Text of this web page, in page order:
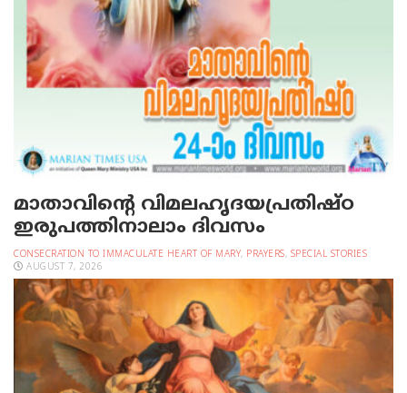
മാതാവിന്റെ വിമലഹൃദയപ്രതിഷ്ഠ
ഇരുപത്തിനാലാം ദിവസം
CONSECRATION TO IMMACULATE HEART OF MARY, PRAYERS, SPECIAL STORIES
AUGUST 7, 2026